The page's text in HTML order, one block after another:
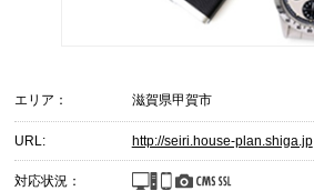
エリア： 滋賀県甲賀市
URL: http://seiri.house-plan.shiga.jp
対応状況：